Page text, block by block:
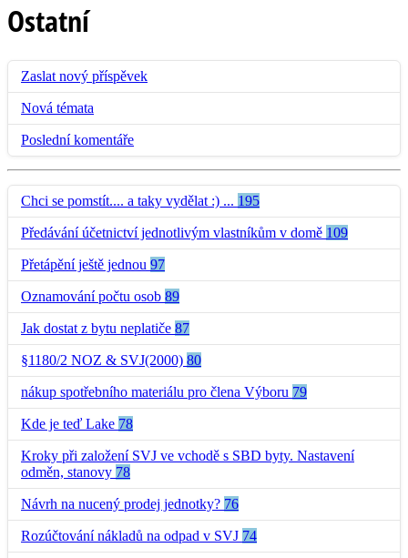
Ostatní
Zaslat nový příspěvek
Nová témata
Poslední komentáře
Chci se pomstít.... a taky vydělat :) ... 195
Předávání účetnictví jednotlivým vlastníkům v domě 109
Přetápění ještě jednou 97
Oznamování počtu osob 89
Jak dostat z bytu neplatiče 87
§1180/2 NOZ & SVJ(2000) 80
nákup spotřebního materiálu pro člena Výboru 79
Kde je teď Lake 78
Kroky při založení SVJ ve vchodě s SBD byty. Nastavení
odměn, stanovy 78
Návrh na nucený prodej jednotky? 76
Rozúčtování nákladů na odpad v SVJ 74